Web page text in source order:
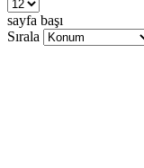
sayfa başı
Sırala